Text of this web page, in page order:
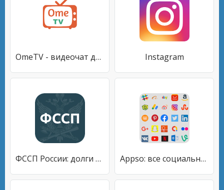
OmeTV - видеочат для знакомств Instagram
ФССП России: долги у приставов Appso: все социальные сети в 1